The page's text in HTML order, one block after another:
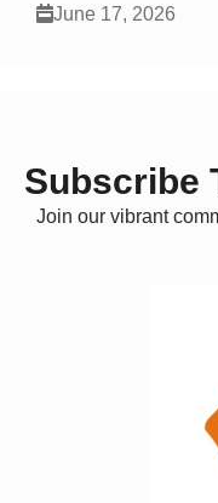
June 17, 2026
Subscribe
Join our vibrant